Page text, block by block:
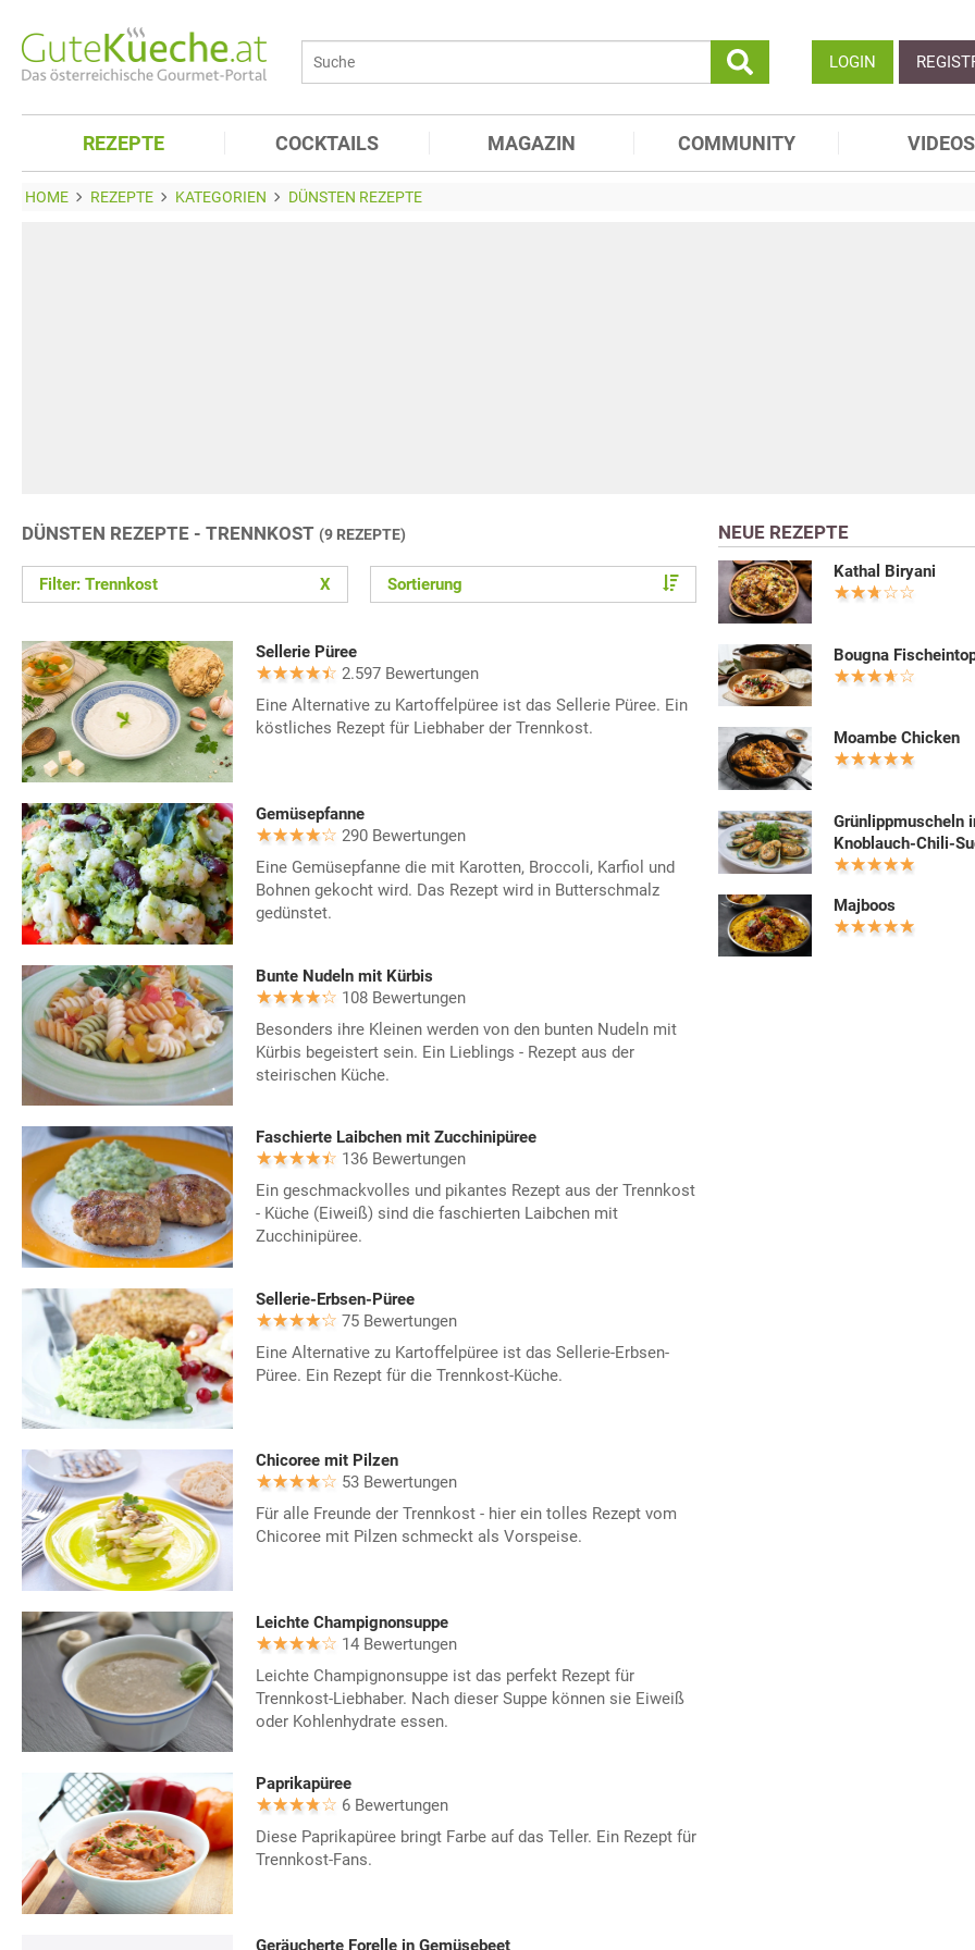
LOGIN
REZEPTE COCKTAILS MAGAZIN COMMUNITY VIDEOS
HOME REZEPTE KATEGORIEN DÜNSTEN REZEPTE
DÜNSTEN REZEPTE - TRENNKOST (9 REZEPTE)
Filter: Trennkost X Sortierung
Sellerie Püree
2.597 Bewertungen
Eine Alternative zu Kartoffelpüree ist das Sellerie Püree. Ein
köstliches Rezept für Liebhaber der Trennkost.
Gemüsepfanne
290 Bewertungen
Eine Gemüsepfanne die mit Karotten, Broccoli, Karfiol und
Bohnen gekocht wird. Das Rezept wird in Butterschmalz
gedünstet.
Bunte Nudeln mit Kürbis
108 Bewertungen
Besonders ihre Kleinen werden von den bunten Nudeln mit
Kürbis begeistert sein. Ein Lieblings - Rezept aus der
steirischen Küche.
Faschierte Laibchen mit Zucchinipüree
136 Bewertungen
Ein geschmackvolles und pikantes Rezept aus der Trennkost
- Küche (Eiweiß) sind die faschierten Laibchen mit
Zucchinipüree.
Sellerie-Erbsen-Püree
75 Bewertungen
Eine Alternative zu Kartoffelpüree ist das Sellerie-Erbsen-
Püree. Ein Rezept für die Trennkost-Küche.
Chicoree mit Pilzen
53 Bewertungen
Für alle Freunde der Trennkost - hier ein tolles Rezept vom
Chicoree mit Pilzen schmeckt als Vorspeise.
Leichte Champignonsuppe
14 Bewertungen
Leichte Champignonsuppe ist das perfekt Rezept für
Trennkost-Liebhaber. Nach dieser Suppe können sie Eiweiß
oder Kohlenhydrate essen.
Paprikapüree
6 Bewertungen
Diese Paprikapüree bringt Farbe auf das Teller. Ein Rezept für
Trennkost-Fans.
Geräucherte Forelle in Gemüsebeet
NEUE REZEPTE
Kathal Biryani
Bougna
Moambe Chicken
Grünlippmuscheln
Knoblauch-Chili-
Majboos